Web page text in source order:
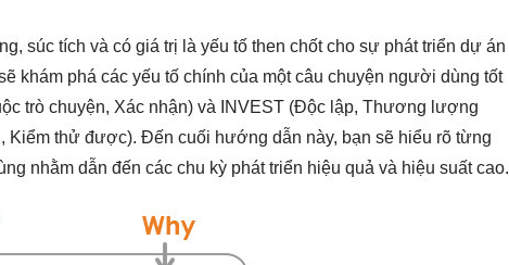
súc tích và có giá trị là yếu tố then chốt cho sự phát triển dự án
khám phá các yếu tố chính của một câu chuyện người dùng tốt
trò chuyện, Xác nhận) và INVEST (Độc lập, Thương lượng
thử được). Đến cuối hướng dẫn này, bạn sẽ hiểu rõ từng
nhằm dẫn đến các chu kỳ phát triển hiệu quả và hiệu suất cao.